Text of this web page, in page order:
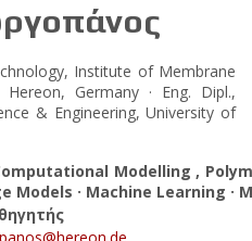
Institute of Membrane
Germany · Eng. Dipl.,
& Engineering, University of
Modelling ,
Models · Machine Learning